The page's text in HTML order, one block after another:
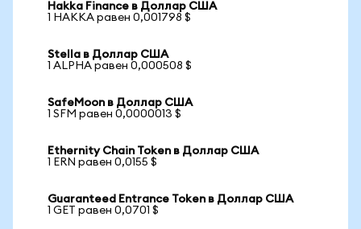
Hakka Finance в Доллар США
1 HAKKA равен 0,001798 $
Stella в Доллар США
1 ALPHA равен 0,000508 $
SafeMoon в Доллар США
1 SFM равен 0,0000013 $
Ethernity Chain Token в Доллар США
1 ERN равен 0,0155 $
Guaranteed Entrance Token в Доллар США
1 GET равен 0,0701 $